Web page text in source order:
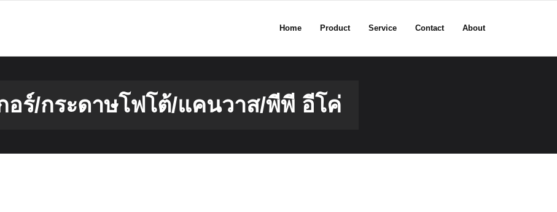
Home Product Service Contact About
อร์/กระดาษโฟโต้/แคนวาส/พีพี อีโค่